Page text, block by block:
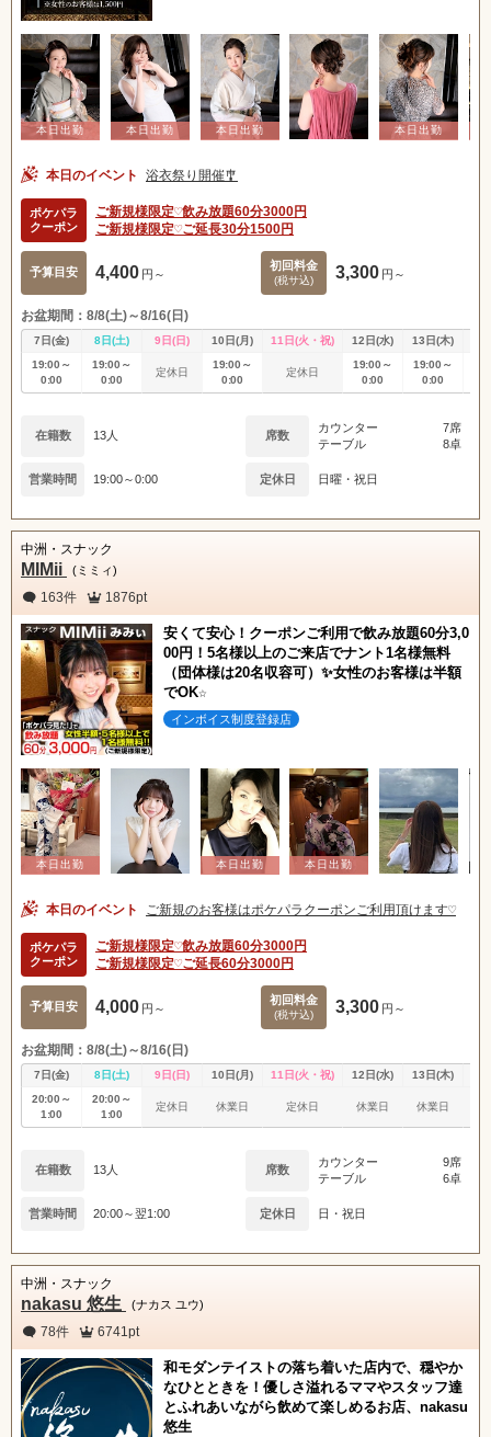
本日のイベント 浴衣祭り開催🎐
ポケパラ
クーポン
ご新規様限定♡飲み放題60分3000円
ご新規様限定♡ご延長30分1500円
予算目安 4,400 円～
初回料金
(税サ込) 3,300 円～
お盆期間：8/8(土)～8/16(日)
7日(金) 8日(土) 9日(日) 10日(月) 11日(火・祝) 12日(水) 13日(木)
19:00～
0:00
19:00～
0:00
定休日
19:00～
0:00
定休日
19:00～
0:00
19:00～
0:00
在籍数 13人 席数
カウンター
7席
テーブル
8卓
営業時間 19:00～0:00 定休日 日曜・祝日
中洲・スナック
MIMii (ミミィ)
163件 1876pt
安くて安心！クーポンご利用で飲み放題60分3,0
00円！5名様以上のご来店でナント1名様無料
（団体様は20名収容可）✨女性のお客様は半額
でOK☆
インボイス制度登録店
本日のイベント ご新規のお客様はポケパラクーポンご利用頂けます♡
ポケパラ
クーポン
ご新規様限定♡飲み放題60分3000円
ご新規様限定♡ご延長60分3000円
予算目安 4,000 円～
初回料金
(税サ込) 3,300 円～
お盆期間：8/8(土)～8/16(日)
7日(金) 8日(土) 9日(日) 10日(月) 11日(火・祝) 12日(水) 13日(木)
20:00～
1:00
20:00～
1:00
定休日 休業日 定休日 休業日 休業日
在籍数 13人 席数
カウンター
9席
テーブル
6卓
営業時間 20:00～翌1:00 定休日 日・祝日
中洲・スナック
nakasu 悠生 (ナカス ユウ)
78件 6741pt
和モダンテイストの落ち着いた店内で、穏やか
なひとときを！優しさ溢れるママやスタッフ達
とふれあいながら飲めて楽しめるお店、nakasu
悠生